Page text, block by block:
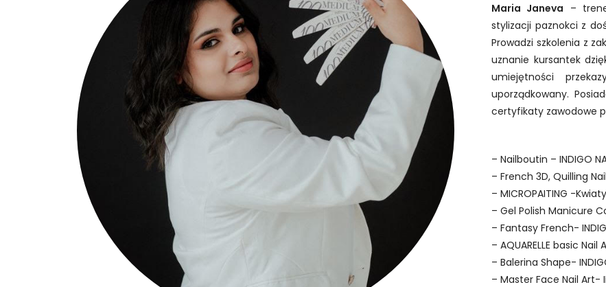
Maria Janeva –
stylizacji paznokci z
Prowadzi szkolenia z
uznanie kursantek
umiejętności
uporządkowany.
certyfikaty zawodowe
– Nailboutin – INDIGO
– French 3D, Quilling
– MICROPAITING -
– Gel Polish Manicure
– Fantasy French-
– AQUARELLE basic Nail
– Balerina Shape-
– Master Face Nail Art-